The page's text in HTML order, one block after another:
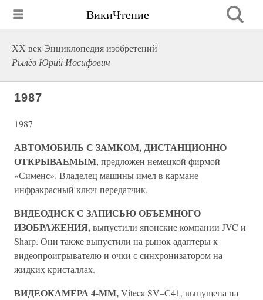
ВикиЧтение
ХХ век Энциклопедия изобретений
Рылёв Юрий Иосифович
1987
1987
АВТОМОБИЛЬ С ЗАМКОМ, ДИСТАНЦИОННО
ОТКРЫВАЕМЫМ, предложен немецкой фирмой
«Сименс». Владелец машины имел в кармане
инфракрасный ключ-передатчик.
ВИДЕОДИСК С ЗАПИСЬЮ ОБЪЕМНОГО
ИЗОБРАЖЕНИЯ,выпустили японские компании JVC и
Sharp. Они также выпустили на рынок адаптеры к
видеопроигрывателю и очки с синхронизатором на
жидких кристаллах.
ВИДЕОКАМЕРА 4-ММ,Viteca SV–C41, выпущена на